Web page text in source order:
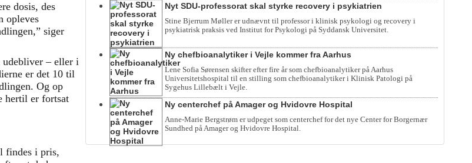
dosis, des
opleves
siger
udebliver – eller i
er det 10 til
Og op
hertil er fortsat
findes i pris,
Nyt SDU-professorat skal styrke recovery i psykiatrien
Stine Bjerrum Møller er udnævnt til professor i klinisk psykologi og recovery i
psykiatrisk praksis ved Institut for Psykologi på Syddansk Universitet.
Ny chefbioanalytiker i Vejle kommer fra Aarhus
Lene Sofia Sørensen skifter efter fire år som chefbioanalytiker på Aarhus
Universitetshospital til en stilling som chefbioanalytiker i Klinisk Patologi på
Sygehus Lillebælt i Vejle.
Ny centerchef på Amager og Hvidovre Hospital
Anne-Marie Bergstrøm er udpeget som centerchef for det nye Center for Borgernær
Sundhed på Amager og Hvidovre Hospital.